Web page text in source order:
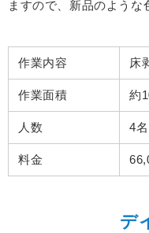
ますので、新品のような
作業内容 床
作業面積 約
人数 4名
料金
デ